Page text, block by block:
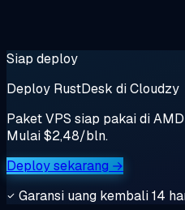
Siap deploy
Deploy RustDesk di Cloudzy
Paket VPS siap pakai di
Mulai $2,48/bln.
Deploy sekarang →
Garansi uang kembali 14